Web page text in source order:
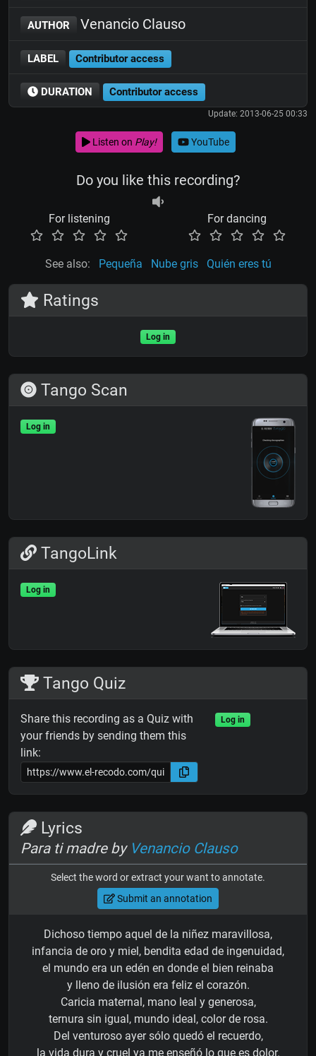
AUTHOR Venancio Clauso
LABEL Contributor access
DURATION Contributor access
Update: 2013-06-25 00:33
Listen on Play! YouTube
Do you like this recording?
For listening For dancing
See also: Pequeña Nube gris Quién eres tú
Ratings
Log in
Tango Scan
Log in
TangoLink
Log in
Tango Quiz
Share this recording as a Quiz with
your friends by sending them this
link:
Log in
Lyrics
Para ti madre by Venancio Clauso
Select the word or extract your want to annotate.
Submit an annotation
Dichoso tiempo aquel de la niñez maravillosa,
infancia de oro y miel, bendita edad de ingenuidad,
el mundo era un edén en donde el bien reinaba
y lleno de ilusión era feliz el corazón.
Caricia maternal, mano leal y generosa,
ternura sin igual, mundo ideal, color de rosa.
Del venturoso ayer sólo quedó el recuerdo,
la vida dura y cruel ya me enseñó lo que es dolor.